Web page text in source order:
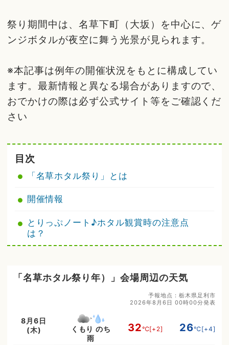
祭り期間中は、名草下町（大坂）を中心に、ゲ
ンジボタルが夜空に舞う光景が見られます。
※本記事は例年の開催状況をもとに構成してい
ます。最新情報と異なる場合がありますので、
おでかけの際は必ず公式サイト等をご確認くだ
さい
目次
「名草ホタル祭り」とは
開催情報
とりっぷノート♪ホタル観賞時の注意点
は？
「名草ホタル祭り年）」会場周辺の天気
予報地点：栃木県足利市
2026年8月6日 00時00分発表
8月6日
(木)
くもり のち
雨
32℃[+2] 26℃[+4]